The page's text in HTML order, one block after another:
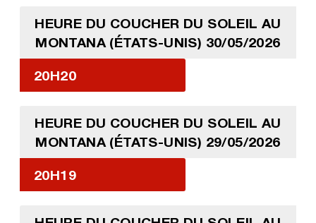
HEURE DU COUCHER DU SOLEIL AU
MONTANA (ÉTATS-UNIS) 30/05/2026
20H20
HEURE DU COUCHER DU SOLEIL AU
MONTANA (ÉTATS-UNIS) 29/05/2026
20H19